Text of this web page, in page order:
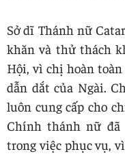
Sở dĩ Thánh nữ
khăn và thử thách
Hội, vì chị hoàn
dẫn dắt của Ngài.
luôn cung cấp cho
Chính thánh nữ
trong việc phục vụ,